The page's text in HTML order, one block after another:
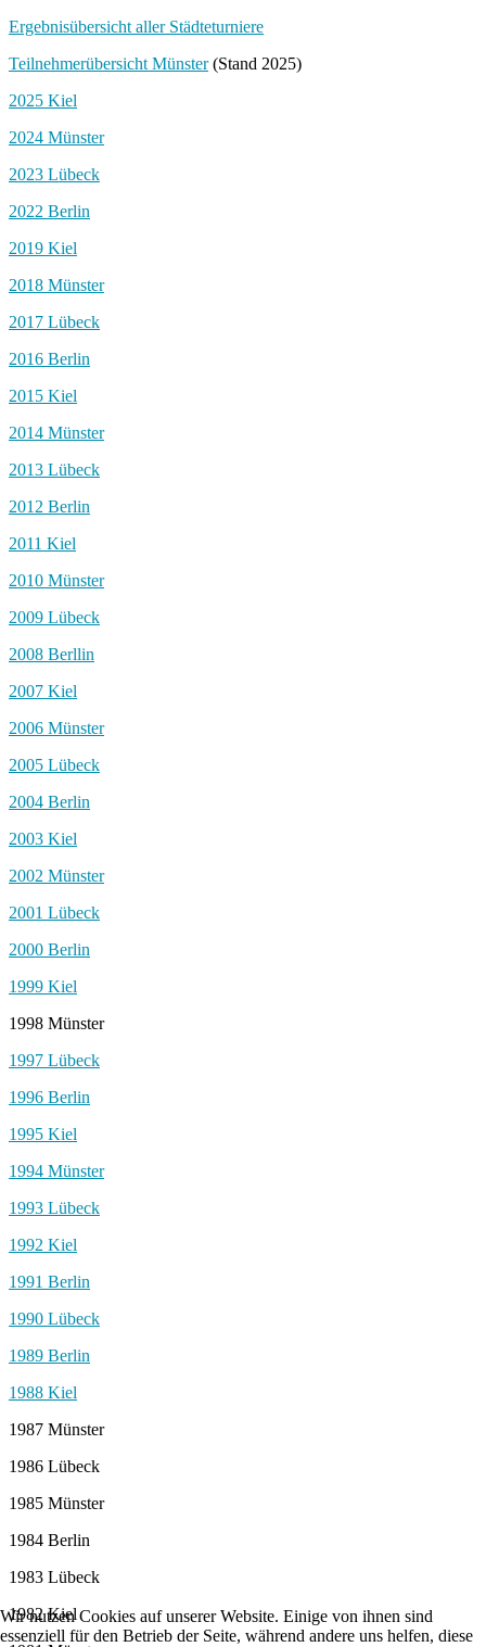
Ergebnisübersicht aller Städteturniere
Teilnehmerübersicht Münster(Stand 2025)
2025 Kiel
2024 Münster
2023 Lübeck
2022 Berlin
2019 Kiel
2018 Münster
2017 Lübeck
2016 Berlin
2015 Kiel
2014 Münster
2013 Lübeck
2012 Berlin
2011 Kiel
2010 Münster
2009 Lübeck
2008 Berllin
2007 Kiel
2006 Münster
2005 Lübeck
2004 Berlin
2003 Kiel
2002 Münster
2001 Lübeck
2000 Berlin
1999 Kiel
1998 Münster
1997 Lübeck
1996 Berlin
1995 Kiel
1994 Münster
1993 Lübeck
1992 Kiel
1991 Berlin
1990 Lübeck
1989 Berlin
1988 Kiel
1987 Münster
1986 Lübeck
1985 Münster
1984 Berlin
1983 Lübeck
1982 Kiel
Wir nutzen Cookies auf unserer Website. Einige von ihnen sind
essenziell für den Betrieb der Seite, während andere uns helfen, diese